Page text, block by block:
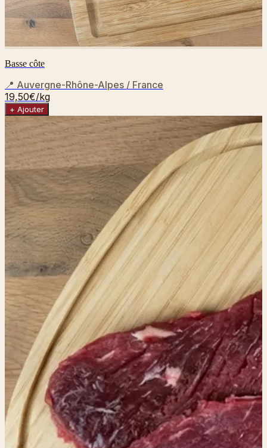
Basse côte
📍 Auvergne-Rhône-Alpes / France
19,50€/kg
+ Ajouter